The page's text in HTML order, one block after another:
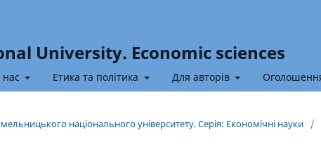
University. Economic sciences
Етика та політика Для авторів
національного університету. Серія: Економічні науки
/